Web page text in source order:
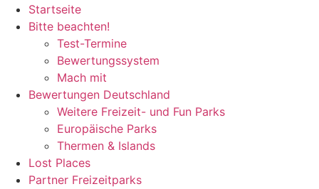
Startseite
Bitte beachten!
Test-Termine
Bewertungssystem
Mach mit
Bewertungen Deutschland
Weitere Freizeit- und Fun Parks
Europäische Parks
Thermen & Islands
Lost Places
Partner Freizeitparks